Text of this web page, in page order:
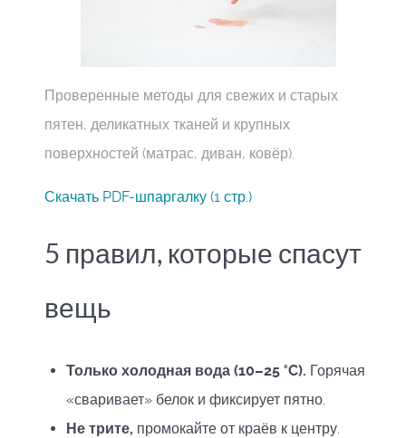
Проверенные методы для свежих и старых
пятен, деликатных тканей и крупных
поверхностей (матрас, диван, ковёр).
Скачать PDF-шпаргалку (1 стр.)
5 правил, которые спасут
вещь
Только холодная вода (10–25 °C). Горячая
«сваривает» белок и фиксирует пятно.
Не трите, промокайте от краёв к центру.